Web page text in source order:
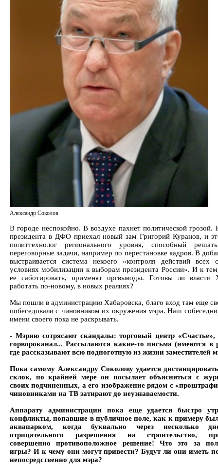
Александр Соколов
В городе неспокойно. В воздухе пахнет политической грозой.
президента в ДФО приехал новый зам Григорий Куранов, и
политтехнолог регионального уровня, способный
переговорные задачи, например по перестановке кадров. В
выстраивается система некоего «контроля действий всех
условиях мобилизации к выборам президента России». И к
ее саботировать, применят оргвыводы. Готовы ли власти
работать по-новому, в новых реалиях?
Мы пошли в администрацию Хабаровска, благо вход там еще
побеседовали с чиновником их окружения мэра. Наш
имени своего пока не раскрывать.
- Мэрию сотрясают скандалы: торговый центр «Счастье»,
горвороканал... Рассылаются какие-то письма (имеются в
где рассказывают всю подноготную из жизни заместителей
Пока самому Александру Соколову удается
склок, по крайней мере он посылает объясняться с
своих подчиненных, а его изображение рядом с
чиновниками на ТВ затирают до неузнаваемости.
Аппарату администрации пока еще удается быстро
конфликты, попавшие в публичное поле, как к примеру
аквапарком, когда буквально через несколько
отрицательного разрешения на строительство,
совершенно противоположное решение! Что это за
игры? И к чему они могут привести? Будут ли они иметь
непосредственно для мэра?